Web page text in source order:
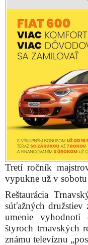
Tretí ročník
vypukne už v
Reštaurácia
súťažných
umenie vyhodnotí
štyroch trnavských
známu televíznu